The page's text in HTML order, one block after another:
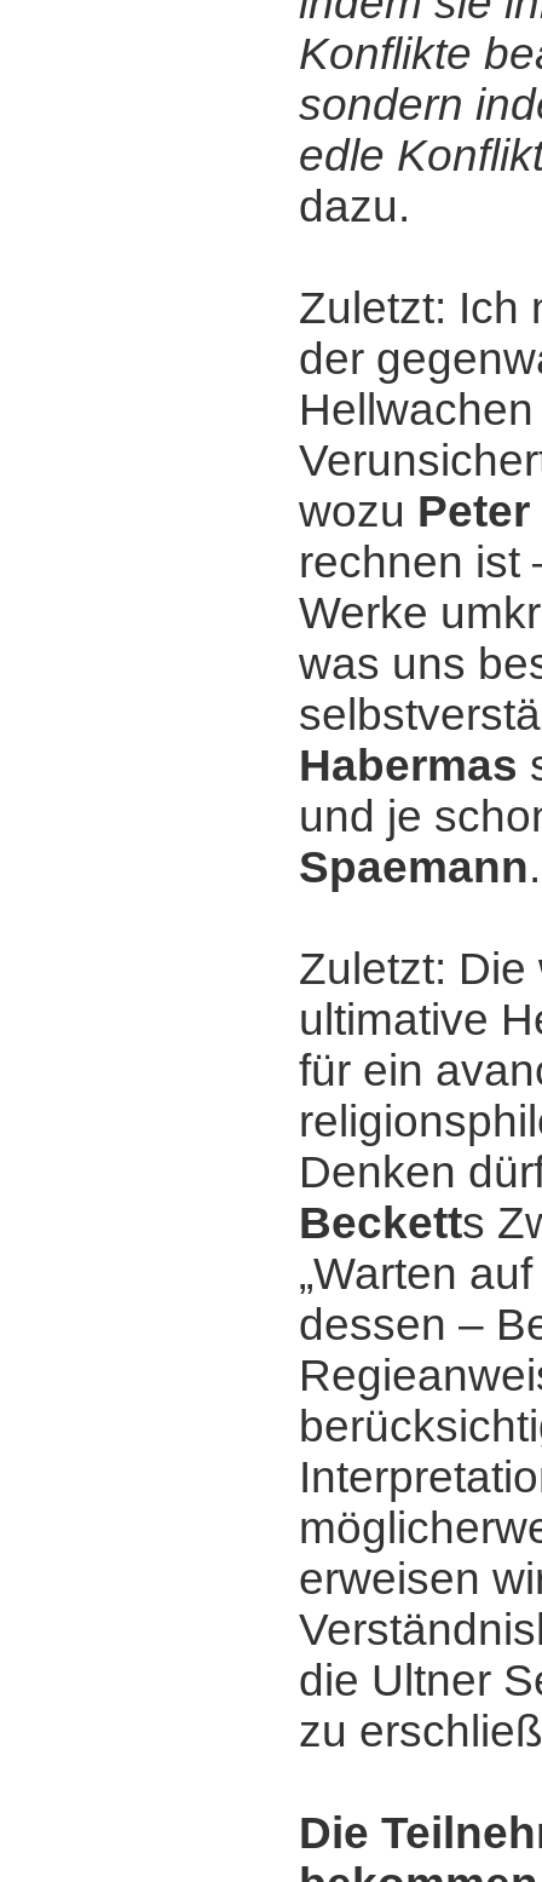
Konflikte
sondern
edle
dazu.
Zuletzt: Ich
der
wozu
rechnen ist
Werke
was uns
Habermas
und je
Spaemann.
Zuletzt: Die
ultimative
für ein
Denken
Becketts
„Warten
dessen ‒
erweisen
die Ultner
zu
Die